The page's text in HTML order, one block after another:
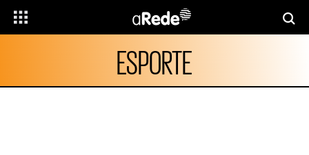
ESPORTE